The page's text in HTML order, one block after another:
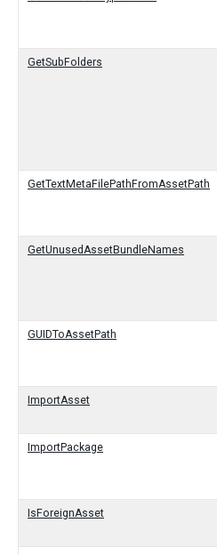
GetSubFolders
GetTextMetaFilePathFromAssetPath
GetUnusedAssetBundleNames
GUIDToAssetPath
ImportAsset
ImportPackage
IsForeignAsset